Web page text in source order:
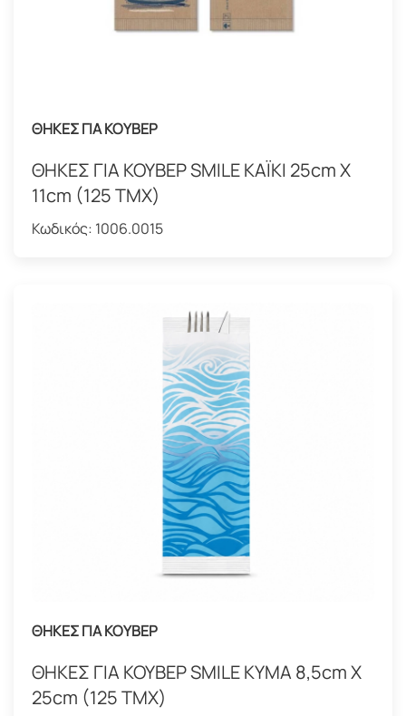
ΘΗΚΕΣ ΓΙΑ ΚΟΥΒΕΡ
ΘΗΚΕΣ ΓΙΑ ΚΟΥΒΕΡ SMILE KAΪΚΙ 25cm X
11cm (125 ΤΜΧ)
Κωδικός: 1006.0015
ΘΗΚΕΣ ΓΙΑ ΚΟΥΒΕΡ
ΘΗΚΕΣ ΓΙΑ ΚΟΥΒΕΡ SMILE KYMA 8,5cm Χ
25cm (125 ΤΜΧ)